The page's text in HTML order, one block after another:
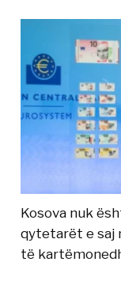
Kosova nuk
qytetarët e saj
të